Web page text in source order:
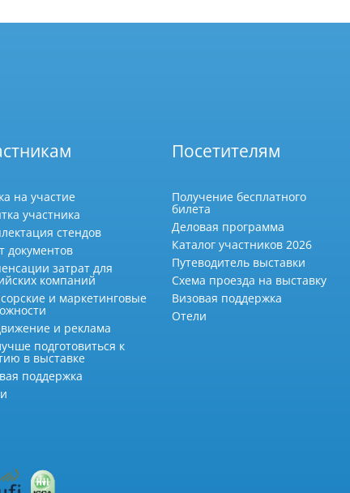
на участие
участника
стендов
документов
затрат для
компаний
и маркетинговые
и реклама
подготовиться к
в выставке
поддержка
Посетителям
Получение бесплатного
билета
Деловая программа
Каталог участников 2026
Путеводитель выставки
Схема проезда на выставку
Визовая поддержка
Отели